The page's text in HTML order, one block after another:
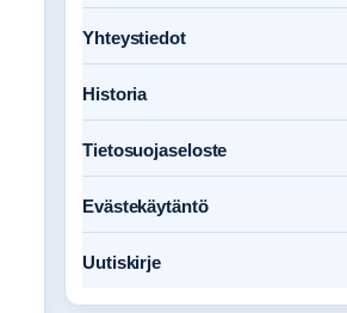
Yhteystiedot
Historia
Tietosuojaseloste
Evästekäytäntö
Uutiskirje